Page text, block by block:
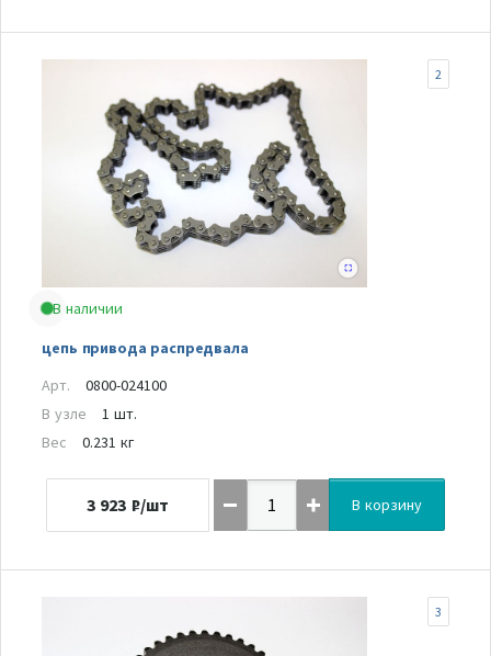
В наличии
цепь привода распредвала
2
Арт.
0800-024100
В узле
1 шт.
Вес
0.231 кг
3 923 ₽/шт В корзину
3